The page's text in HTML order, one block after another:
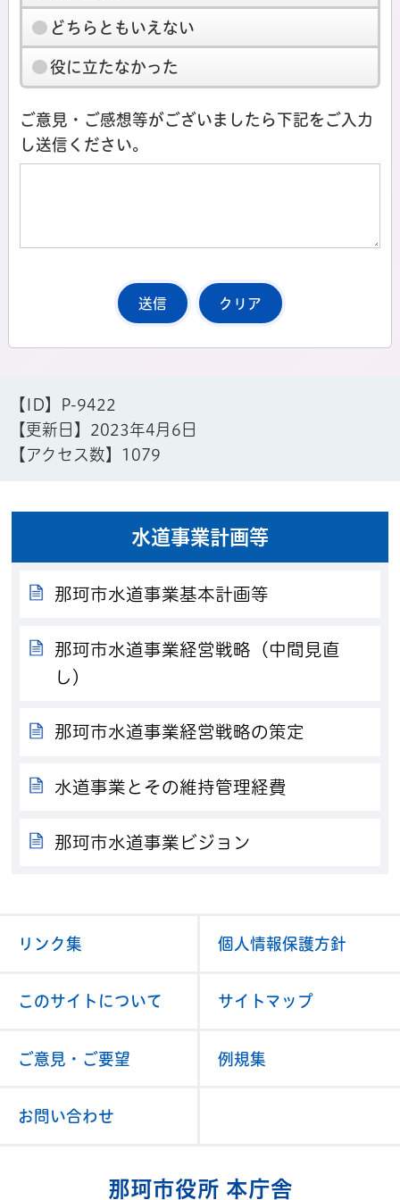
どちらともいえない
役に立たなかった
ご意見・ご感想等がございましたら下記をご入力
し送信ください。
【ID】
P-9422
【更新日】 2023年4月6日
【アクセス数】
1079
水道事業計画等
那珂市水道事業基本計画等
那珂市水道事業経営戦略（中間見直
し）
那珂市水道事業経営戦略の策定
水道事業とその維持管理経費
那珂市水道事業ビジョン
リンク集 個人情報保護方針
このサイトについて サイトマップ
ご意見・ご要望 例規集
お問い合わせ
那珂市役所 本庁舎